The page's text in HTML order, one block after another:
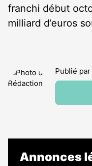
franchi début
milliard d’euros
Publié par
Annonces